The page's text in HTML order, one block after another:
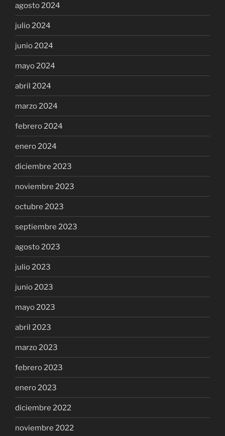
agosto 2024
julio 2024
junio 2024
mayo 2024
abril 2024
marzo 2024
febrero 2024
enero 2024
diciembre 2023
noviembre 2023
octubre 2023
septiembre 2023
agosto 2023
julio 2023
junio 2023
mayo 2023
abril 2023
marzo 2023
febrero 2023
enero 2023
diciembre 2022
noviembre 2022